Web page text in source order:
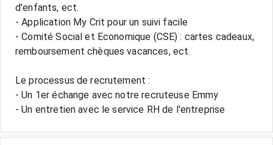
d'enfants, ect.
- Application My Crit pour un suivi facile
- Comité Social et Economique (CSE) : cartes cadeaux,
remboursement chèques vacances, ect.
Le processus de recrutement :
- Un 1er échange avec notre recruteuse Emmy